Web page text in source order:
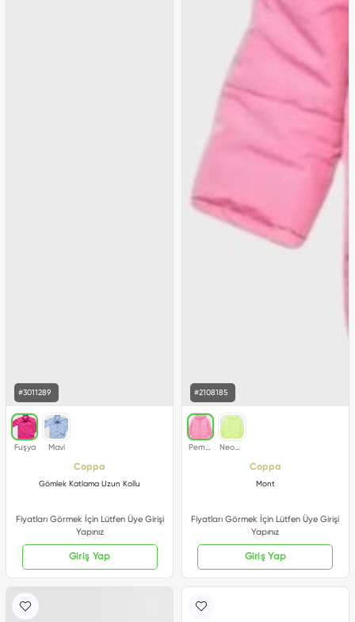
#3011289
Coppa
Gömlek Katlama Uzun Kollu
Fiyatları Görmek İçin Lütfen Üye Girişi
Yapınız
Giriş Yap
#2108185
Coppa
Mont
Fiyatları Görmek İçin Lütfen Üye Girişi
Yapınız
Giriş Yap